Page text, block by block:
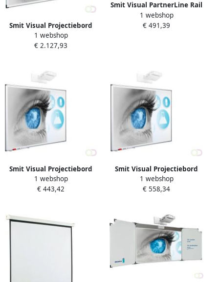
Smit Visual Projectiebord
emailstaal mat wit (16:10)
Extraflat profiel enkelvlaks
hoogteverstelbaar
1 webshop
€ 2.127,93
Smit Visual PartnerLine Rail
projectieborden mat wit
beschrijfbaar 1900x1200mm
1 webshop
€ 491,39
Smit Visual Projectiebord
emailstaal mat wit (16:10)
softline profiel 8mm voor
1 webshop
€ 443,42
Smit Visual Projectiebord
emailstaal mat wit (2:1)
softline profiel 8mm voor
1 webshop
€ 558,34